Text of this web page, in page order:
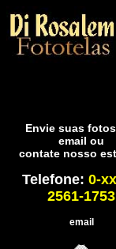
Envie suas
email ou
contate nosso
Telefone: 0-
2561-1753
email